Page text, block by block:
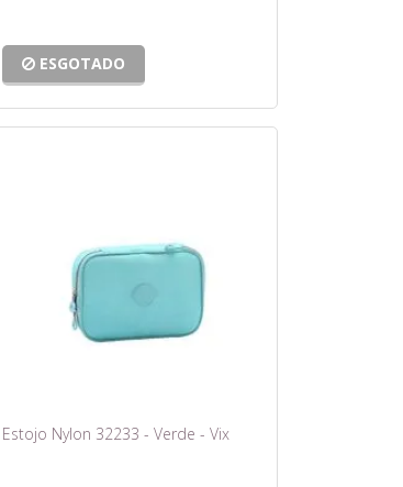
ESGOTADO
Estojo Nylon 32233 - Verde - Vix